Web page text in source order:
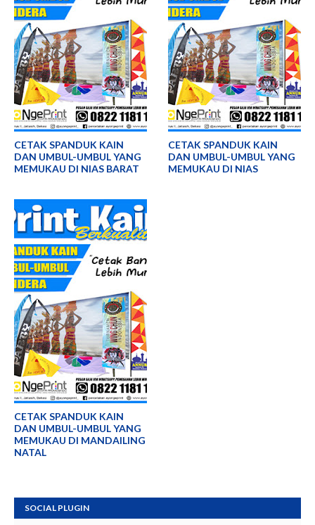
CETAK SPANDUK KAIN
DAN UMBUL-UMBUL YANG
MEMUKAU DI NIAS BARAT
CETAK SPANDUK KAIN
DAN UMBUL-UMBUL YANG
MEMUKAU DI NIAS
CETAK SPANDUK KAIN
DAN UMBUL-UMBUL YANG
MEMUKAU DI MANDAILING
NATAL
SOCIAL PLUGIN